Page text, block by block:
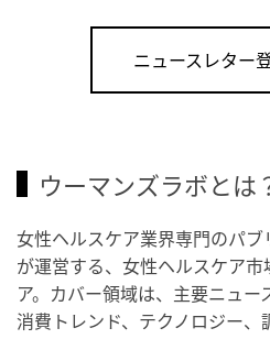
ニュースレター
ウーマンズラボとは
女性ヘルスケア業界専門のパ
が運営する、女性ヘルスケア市
ア。カバー領域は、主要ニュー
消費トレンド、テクノロジー